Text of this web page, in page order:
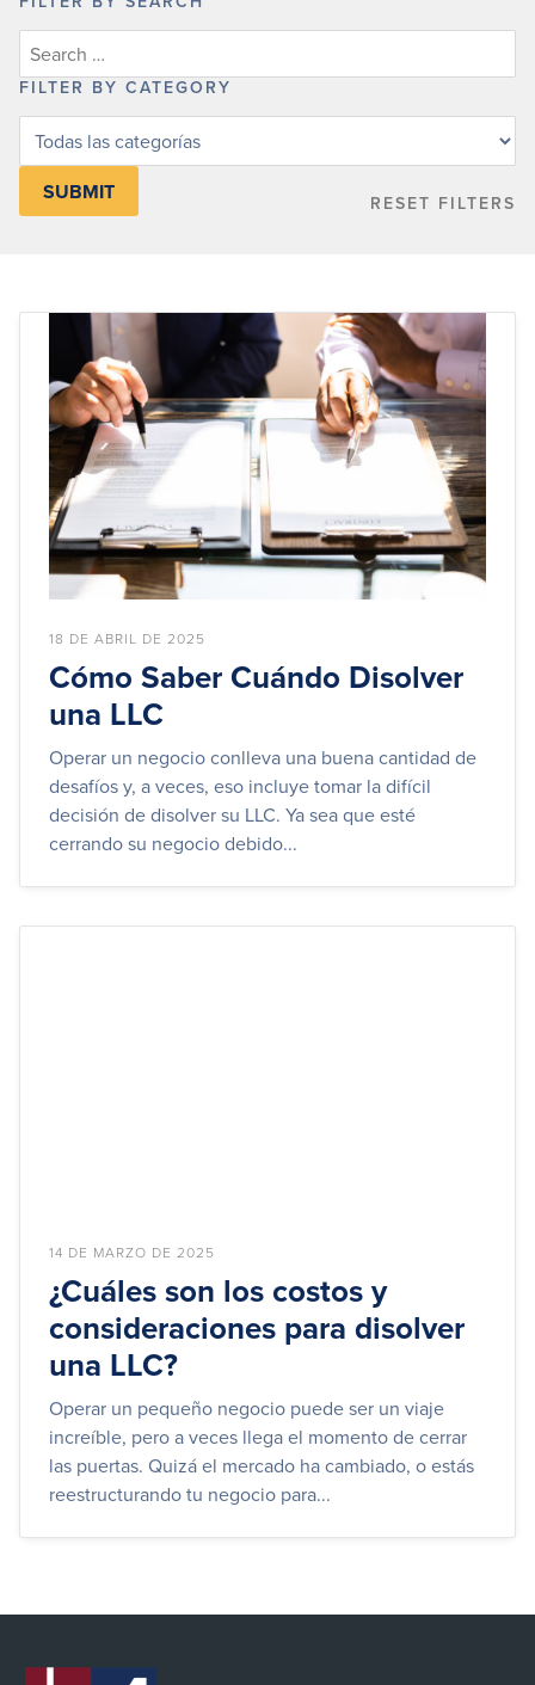
FILTER BY CATEGORY
Filter
category
RESET FILTERS
18 DE ABRIL DE 2025
Cómo Saber Cuándo Disolver
una LLC
Operar un negocio conlleva una buena cantidad de
desafíos y, a veces, eso incluye tomar la difícil
decisión de disolver su LLC. Ya sea que esté
cerrando su negocio debido...
14 DE MARZO DE 2025
¿Cuáles son los costos y
consideraciones para disolver
una LLC?
Operar un pequeño negocio puede ser un viaje
increíble, pero a veces llega el momento de cerrar
las puertas. Quizá el mercado ha cambiado, o estás
reestructurando tu negocio para...